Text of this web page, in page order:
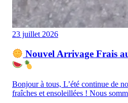
23 juillet 2026
Nouvel Arrivage Frais
Bonjour à tous, L’été continue de
fraîches et ensoleillées ! Nous